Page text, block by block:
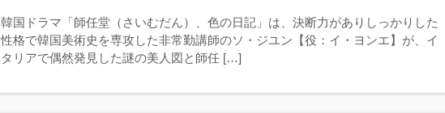
韓国ドラマ「師任堂（さいむだん）、色の日記」は、決断力がありしっかりした
性格で韓国美術史を専攻した非常勤講師のソ・ジユン【役：イ・ヨンエ】が、イ
タリアで偶然発見した謎の美人図と師任 […]